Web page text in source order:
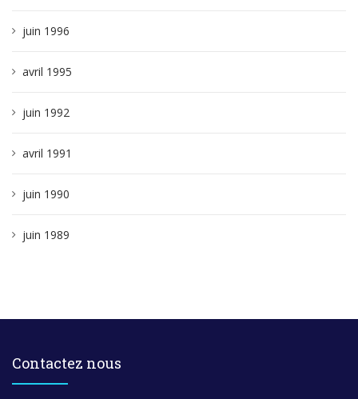
juin 1996
avril 1995
juin 1992
avril 1991
juin 1990
juin 1989
Contactez nous